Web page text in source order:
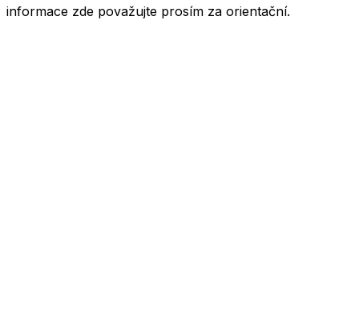
informace zde považujte prosím za orientační.